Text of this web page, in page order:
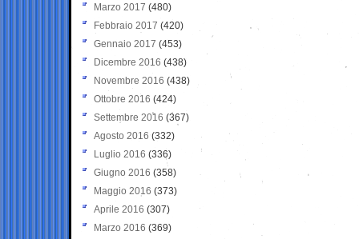
Marzo 2017 (480)
Febbraio 2017 (420)
Gennaio 2017 (453)
Dicembre 2016 (438)
Novembre 2016 (438)
Ottobre 2016 (424)
Settembre 2016 (367)
Agosto 2016 (332)
Luglio 2016 (336)
Giugno 2016 (358)
Maggio 2016 (373)
Aprile 2016 (307)
Marzo 2016 (369)